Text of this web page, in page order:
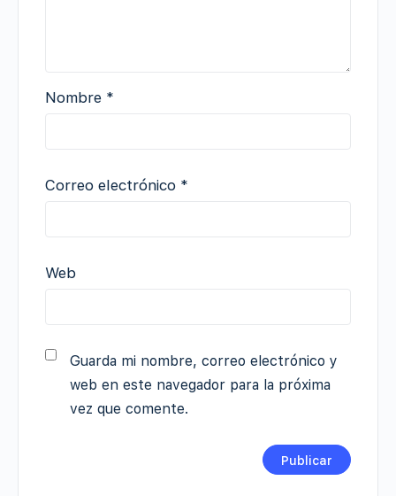
Nombre *
Correo electrónico *
Web
Guarda mi nombre, correo electrónico y
web en este navegador para la próxima
vez que comente.